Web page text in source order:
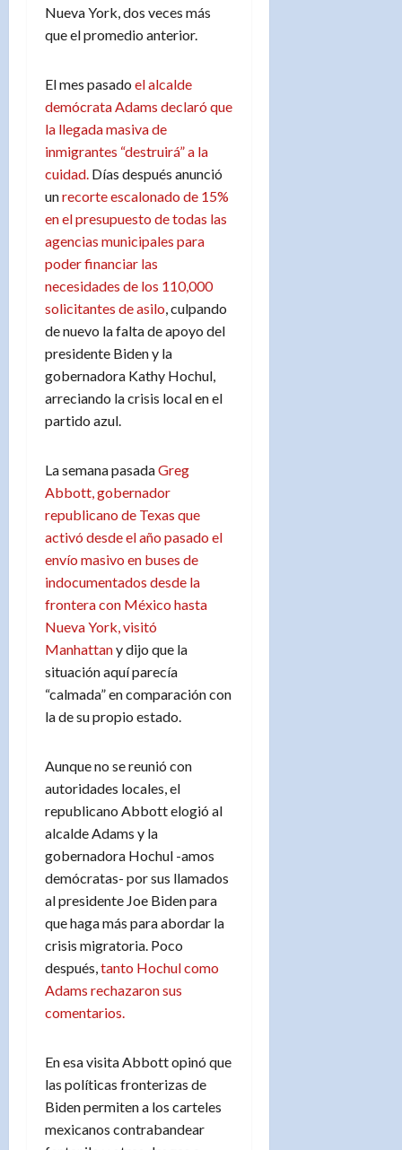
Nueva York, dos veces más
que el promedio anterior.
El mes pasado el alcalde
demócrata Adams declaró que
la llegada masiva de
inmigrantes “destruirá” a la
cuidad. Días después anunció
unrecorte escalonado de 15%
en el presupuesto de todas las
agencias municipales para
poder financiar las
necesidades de los 110,000
solicitantes de asilo , culpando
de nuevo la falta de apoyo del
presidente Biden y la
gobernadora Kathy Hochul,
arreciando la crisis local en el
partido azul.
La semana pasadaGreg
Abbott, gobernador
republicano de Texas que
activó desde el año pasado el
envío masivo en buses de
indocumentados desde la
frontera con México hasta
Nueva York, visitó
Manhattany dijo que la
situación aquí parecía
“calmada” en comparación con
la de su propio estado.
Aunque no se reunió con
autoridades locales, el
republicano Abbott elogió al
alcalde Adams y la
gobernadora Hochul -amos
demócratas- por sus llamados
al presidente Joe Biden para
que haga más para abordar la
crisis migratoria. Poco
después, tanto Hochul como
Adams rechazaron sus
comentarios.
En esa visita Abbott opinó que
las políticas fronterizas de
Biden permiten a los carteles
mexicanos contrabandear